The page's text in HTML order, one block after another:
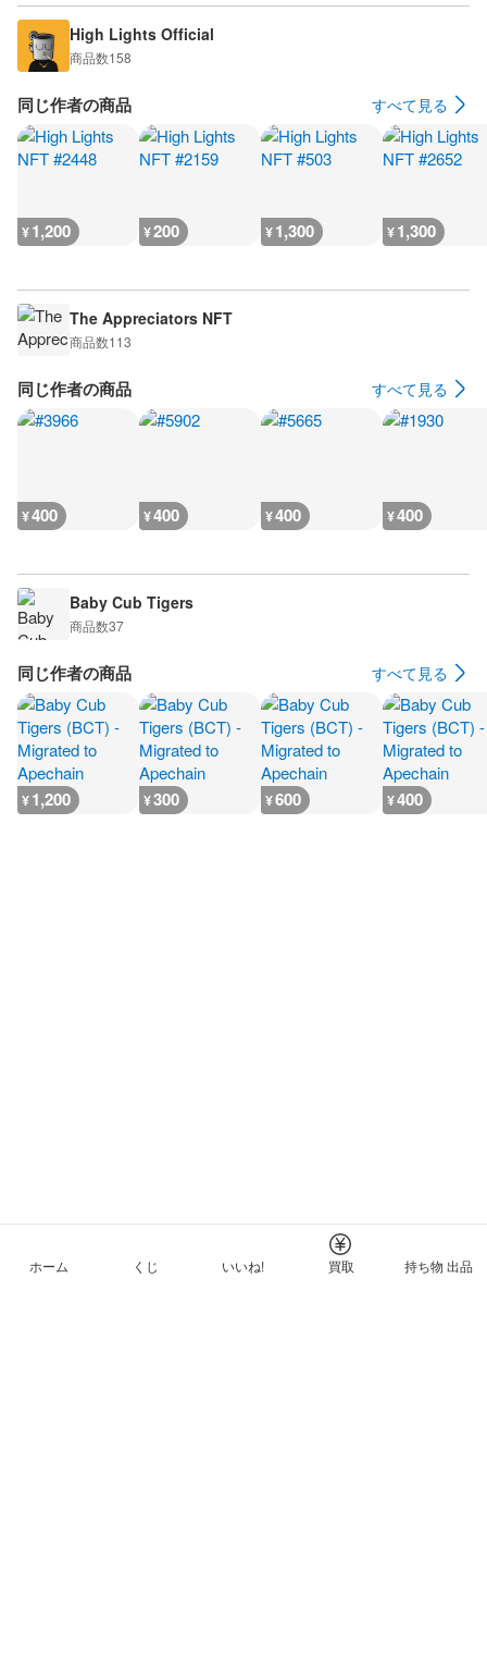
High Lights Official
商品数158
同じ作者の商品 すべて見る
¥1,200 ¥200 ¥1,300 ¥1,300
The Appreciators NFT
商品数113
同じ作者の商品 すべて見る
¥400 ¥400 ¥400 ¥400
Baby Cub Tigers
商品数37
同じ作者の商品 すべて見る
¥1,200 ¥300 ¥600 ¥400
ホーム くじ いいね! 買取 持ち物 出品